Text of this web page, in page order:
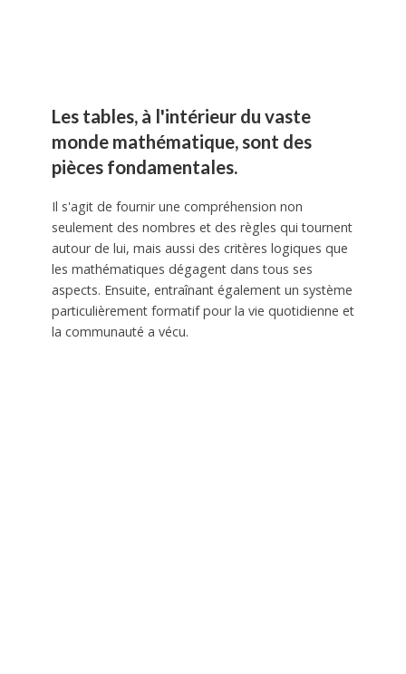
Les tables, à l'intérieur du vaste
monde mathématique, sont des
pièces fondamentales.
Il s'agit de fournir une compréhension non
seulement des nombres et des règles qui tournent
autour de lui, mais aussi des critères logiques que
les mathématiques dégagent dans tous ses
aspects. Ensuite, entraînant également un système
particulièrement formatif pour la vie quotidienne et
la communauté a vécu.